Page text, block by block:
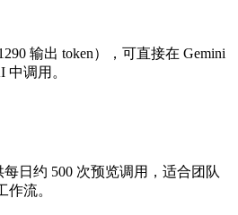
输出 token），可直接在 Gemini
中调用。
每日约 500 次预览调用，适合团队
作流。